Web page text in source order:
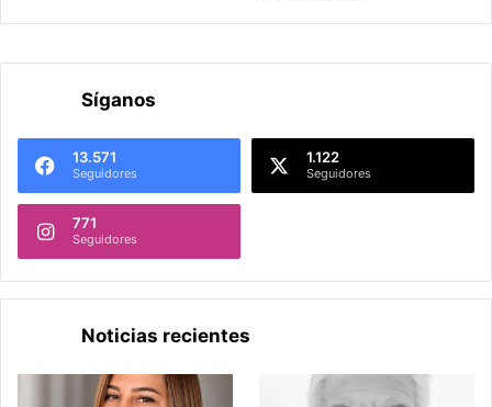
Síganos
13.571
Seguidores
1.122
Seguidores
771
Seguidores
Noticias recientes